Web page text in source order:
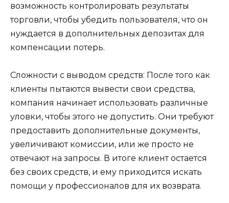
возможность контролировать результаты
торговли, чтобы убедить пользователя, что он
нуждается в дополнительных депозитах для
компенсации потерь.
Сложности с выводом средств: После того как
клиенты пытаются вывести свои средства,
компания начинает использовать различные
уловки, чтобы этого не допустить. Они требуют
предоставить дополнительные документы,
увеличивают комиссии, или же просто не
отвечают на запросы. В итоге клиент остается
без своих средств, и ему приходится искать
помощи у профессионалов для их возврата.